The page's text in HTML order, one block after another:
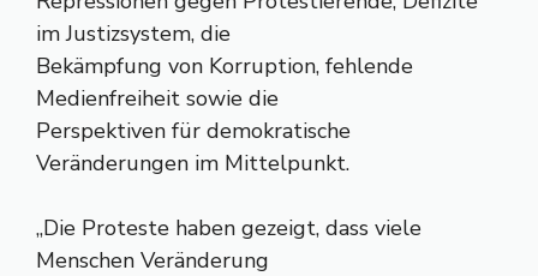
im Justizsystem, die
Bekämpfung von Korruption, fehlende
Medienfreiheit sowie die
Perspektiven für demokratische
Veränderungen im Mittelpunkt.
„Die Proteste haben gezeigt, dass viele
Menschen Veränderung